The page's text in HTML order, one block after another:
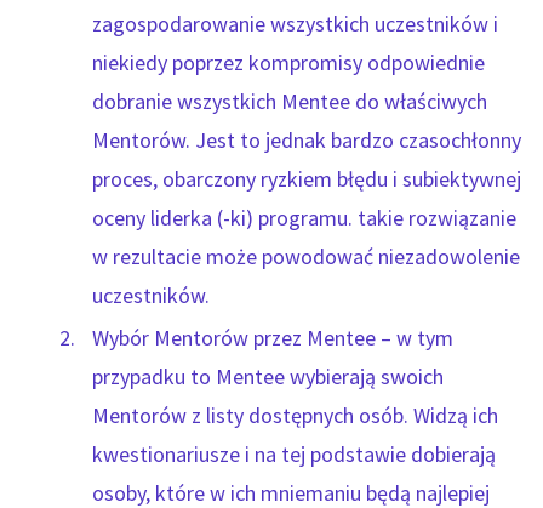
zagospodarowanie wszystkich uczestników i
niekiedy poprzez kompromisy odpowiednie
dobranie wszystkich Mentee do właściwych
Mentorów. Jest to jednak bardzo czasochłonny
proces, obarczony ryzkiem błędu i subiektywnej
oceny liderka (-ki) programu. takie rozwiązanie
w rezultacie może powodować niezadowolenie
uczestników.
Wybór Mentorów przez Mentee – w tym
przypadku to Mentee wybierają swoich
Mentorów z listy dostępnych osób. Widzą ich
kwestionariusze i na tej podstawie dobierają
osoby, które w ich mniemaniu będą najlepiej